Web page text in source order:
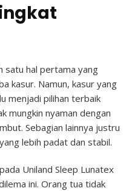
satu hal pertama yang
kasur. Namun, kasur yang
menjadi pilihan terbaik
mungkin nyaman dengan
Sebagian lainnya justru
lebih padat dan stabil.
pada Uniland Sleep Lunatex
ini. Orang tua tidak